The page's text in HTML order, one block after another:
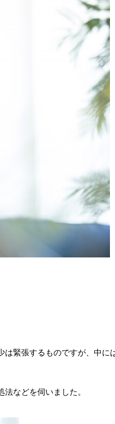
緊張するものですが、中
などを伺いました。